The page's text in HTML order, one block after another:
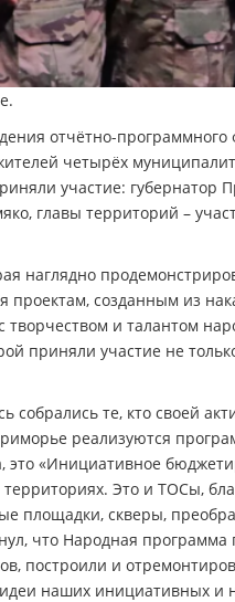
отчётно-программного
четырёх
участие: губернатор
главы территорий –
наглядно
проектам, созданным из
и талантом
приняли участие не
собрались те, кто своей
реализуются
«Инициативное
Это и ТОСы,
площадки, скверы,
что Народная программа
построили и
наших инициативных и